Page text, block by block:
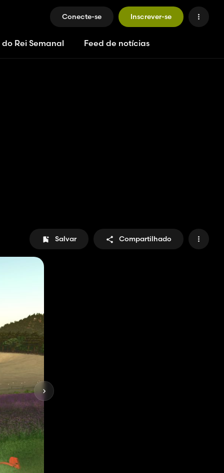
Conecte-se Inscrever-se
Rei Semanal Feed de notícias
Salvar Compartilhado